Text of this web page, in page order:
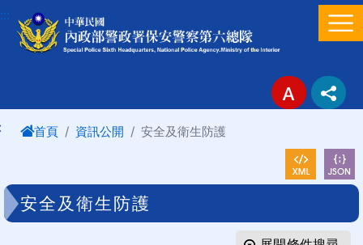
進入內容區塊
:::
首頁 資訊公開 安全及衛生防護
安全及衛生防護